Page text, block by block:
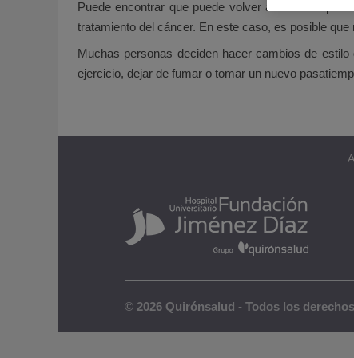
Puede encontrar que puede volver a la rutina que
tratamiento del cáncer. En este caso, es posible
Muchas personas deciden hacer cambios de
ejercicio, dejar de fumar o tomar un nuevo
© 2026 Quirónsalud - Todos los